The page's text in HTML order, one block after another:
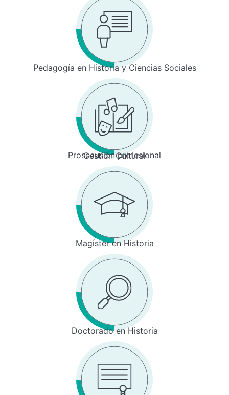
Pedagogía en Historia y Ciencias Sociales
Prosecusión profesional
Gestión Cultural
Magíster en Historia
Doctorado en Historia